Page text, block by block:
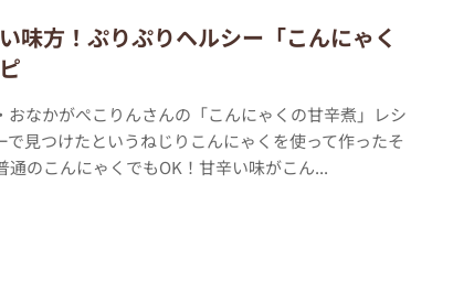
味方！ぷりぷりヘルシー「こんにゃく
おなかがぺこりんさんの「こんにゃくの甘辛煮」レシ
で見つけたというねじりこんにゃくを使って作ったそ
通のこんにゃくでもOK！甘辛い味がこん...